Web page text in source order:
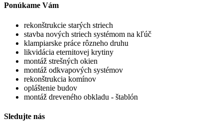
Ponúkame Vám
rekonštrukcie starých striech
stavba nových striech systémom na kľúč
klampiarske práce rôzneho druhu
likvidácia eternitovej krytiny
montáž strešných okien
montáž odkvapových systémov
rekonštrukcia komínov
opláštenie budov
montáž dreveného obkladu - štablón
Sledujte nás